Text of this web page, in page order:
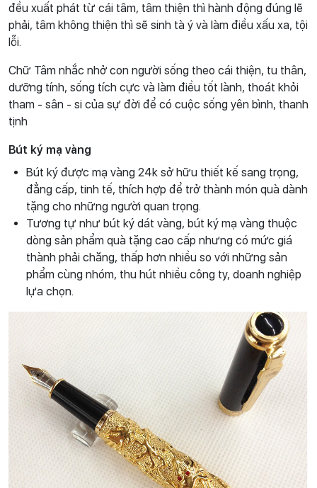
đều xuất phát từ cái tâm, tâm thiện thì hành động đúng lẽ
phải, tâm không thiện thì sẽ sinh tà ý và làm điều xấu xa, tội
lỗi.
Chữ Tâm nhắc nhở con người sống theo cái thiện, tu thân,
dưỡng tính, sống tích cực và làm điều tốt lành, thoát khỏi
tham - sân - si của sự đời để có cuộc sống yên bình, thanh
tịnh
Bút ký mạ vàng
Bút ký được mạ vàng 24k sở hữu thiết kế sang trọng,
đẳng cấp, tinh tế, thích hợp để trở thành món quà dành
tặng cho những người quan trọng.
Tương tự như bút ký dát vàng, bút ký mạ vàng thuộc
dòng sản phẩm quà tặng cao cấp nhưng có mức giá
thành phải chăng, thấp hơn nhiều so với những sản
phẩm cùng nhóm, thu hút nhiều công ty, doanh nghiệp
lựa chọn.